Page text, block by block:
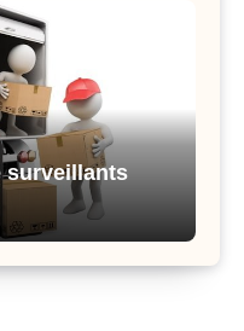
surveillants